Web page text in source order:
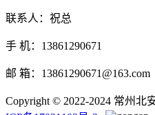
联系人：祝总
手 机：13861290671
邮 箱：13861290671@163.com
Copyright © 2022-2024 常州